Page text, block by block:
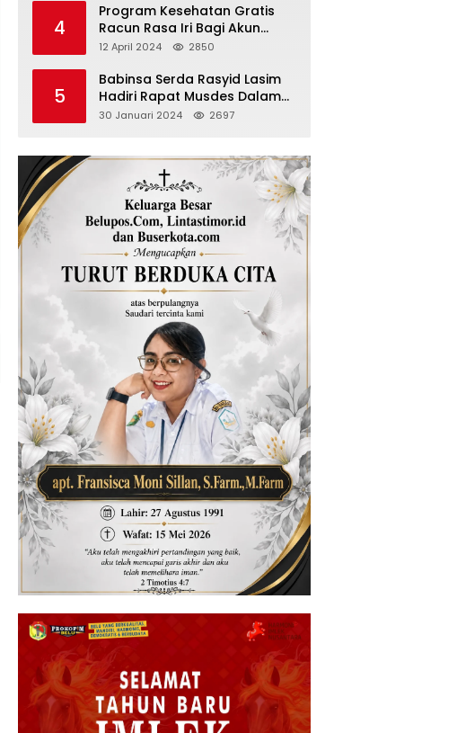
4
Program Kesehatan Gratis
Racun Rasa Iri Bagi Akun
Palsu Medsos
12 April 2024 2850
5
Babinsa Serda Rasyid Lasim
Hadiri Rapat Musdes Dalam
Pebahasan RAPBDES Bereliku
30 Januari 2024 2697